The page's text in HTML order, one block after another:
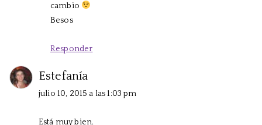
cambio
Besos
Responder
Estefanía
julio 10, 2015 a las 1:03 pm
Está muy bien.